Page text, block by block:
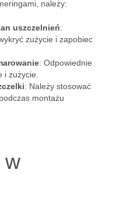
należy:
uszczelnień:
zużycie i zapobiec
: Odpowiednie
i zużycie.
: Należy stosować
montażu
w